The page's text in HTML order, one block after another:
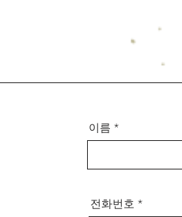
이름
전화번호